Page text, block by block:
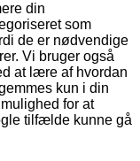
din
som
de er nødvendige
Vi bruger også
at lære af hvordan
kun i din
for at
tilfælde kunne gå